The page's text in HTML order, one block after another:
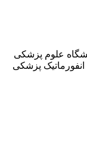
علوم پزشکی
پزشکی